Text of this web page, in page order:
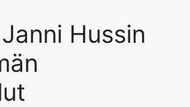
Hussin